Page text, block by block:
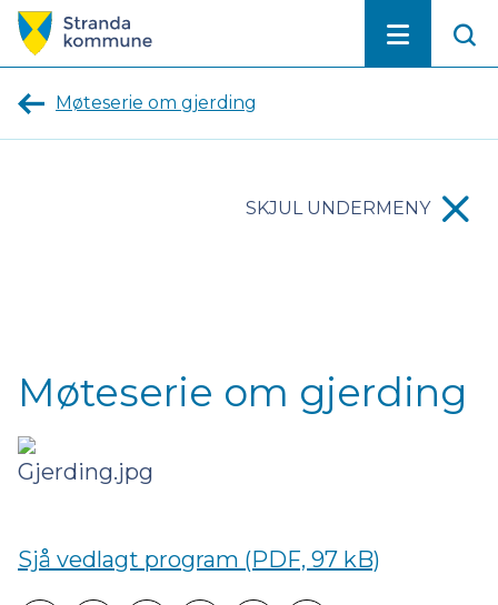
Stranda
kommune
Møteserie om gjerding
SKJUL UNDERMENY
Møteserie om gjerding
Sjå vedlagt program (PDF, 97 kB)